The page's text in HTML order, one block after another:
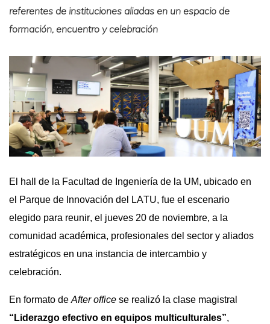
referentes de instituciones aliadas en un espacio de
formación, encuentro y celebración
El hall
de la Facultad de Ingeniería de la UM, ubicado en
el Parque de Innovación del LATU, fue el escenario
elegido para reunir, el jueves 20 de noviembre, a la
comunidad académica, profesionales del sector y aliados
estratégicos en una instancia de intercambio y
celebración.
En formato de After office se realizó la clase magistral
“Liderazgo efectivo en equipos multiculturales”,